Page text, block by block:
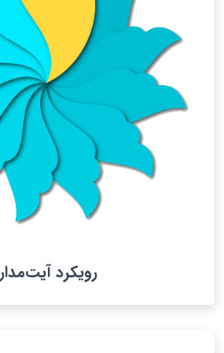
رویکرد آیت‌مدار